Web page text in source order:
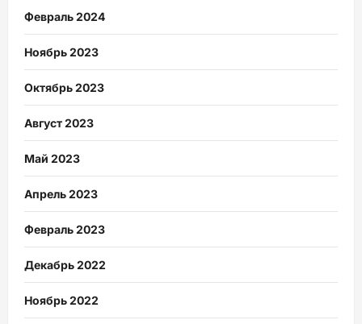
Февраль 2024
Ноябрь 2023
Октябрь 2023
Август 2023
Май 2023
Апрель 2023
Февраль 2023
Декабрь 2022
Ноябрь 2022